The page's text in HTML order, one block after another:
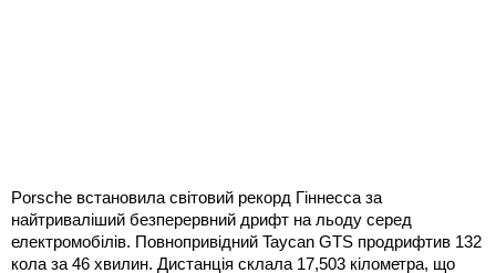
Porsche встановила світовий рекорд Гіннесса за
найтриваліший безперервний дрифт на льоду серед
електромобілів. Повнопривідний Taycan GTS продрифтив 132
кола за 46 хвилин. Дистанція склала 17,503 кілометра, що